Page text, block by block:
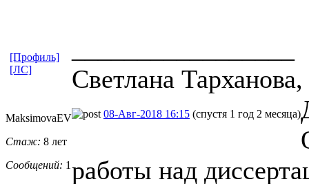
Светлана
[Профиль]
[ЛС]
MaksimovaEV
Стаж: 8 лет
Сообщений: 1
08-Авг-2018 16:15 (спустя 1 год 2 месяца)
работы над